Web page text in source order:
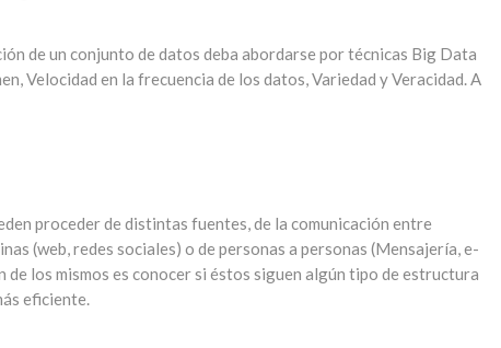
de un conjunto de datos deba abordarse por técnicas Big Data
Velocidad en la frecuencia de los datos, Variedad y Veracidad. A
proceder de distintas fuentes, de la comunicación entre
(web, redes sociales) o de personas a personas (Mensajería, e-
de los mismos es conocer si éstos siguen algún tipo de estructura
eficiente.